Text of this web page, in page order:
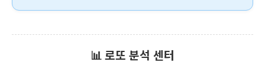
📊 로또 분석 센터